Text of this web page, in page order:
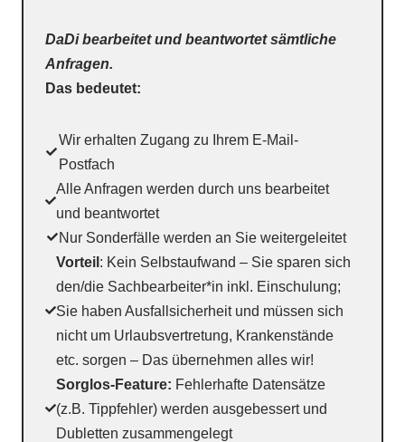
DaDi bearbeitet und beantwortet sämtliche
Anfragen.
Das bedeutet:
Wir erhalten Zugang zu Ihrem E-Mail-
Postfach
Alle Anfragen werden durch uns bearbeitet
und beantwortet
Nur Sonderfälle werden an Sie weitergeleitet
Vorteil : Kein Selbstaufwand – Sie sparen sich
den/die Sachbearbeiter*in inkl. Einschulung;
Sie haben Ausfallsicherheit und müssen sich
nicht um Urlaubsvertretung, Krankenstände
etc. sorgen – Das übernehmen alles wir!
Sorglos-Feature: Fehlerhafte Datensätze
(z.B. Tippfehler) werden ausgebessert und
Dubletten zusammengelegt